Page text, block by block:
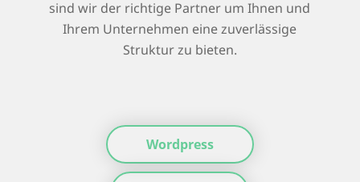
sind wir der richtige Partner um Ihnen und
Ihrem Unternehmen eine zuverlässige
Struktur zu bieten.
Wordpress